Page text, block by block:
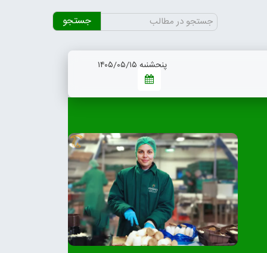
جستجو
برای:
پنجشنبه ۱۴۰۵/۰۵/۱۵